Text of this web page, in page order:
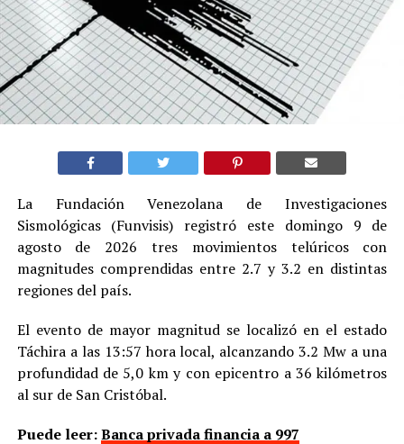
La Fundación Venezolana de Investigaciones
Sismológicas (Funvisis) registró este domingo 9 de
agosto de 2026 tres movimientos telúricos con
magnitudes comprendidas entre 2.7 y 3.2 en distintas
regiones del país.
El evento de mayor magnitud se localizó en el estado
Táchira a las 13:57 hora local, alcanzando 3.2 Mw a una
profundidad de 5,0 km y con epicentro a 36 kilómetros
al sur de San Cristóbal.
Puede leer:Banca privada financia a 997